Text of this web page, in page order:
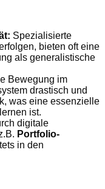
Spezialisierte
bieten oft eine
als generalistische
Bewegung im
drastisch und
was eine essenzielle
ist.
digitale
Portfolio-
in den